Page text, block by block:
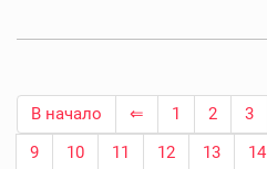
В начало ⇐ 1 2 3
9
10 11 12 13 14